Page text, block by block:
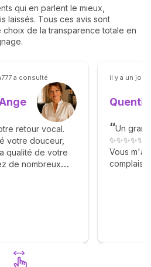
qui en parlent le mieux,
laissés. Tous ces avis sont
de la transparence totale en
a consulté
retour vocal.
votre douceur,
qualité de votre
de nombreux
il y a un
Un
Vous